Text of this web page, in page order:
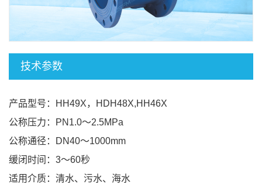
技术参数
产品型号：HH49X，HDH48X,HH46X
公称压力：PN1.0～2.5MPa
公称通径：DN40～1000mm
缓闭时间：3～60秒
适用介质：清水、污水、海水